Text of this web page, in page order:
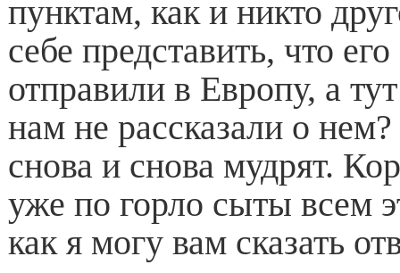
пунктам, как и никто
себе представить, что
отправили в Европу, а
нам не рассказали о
снова и снова мудрят.
уже по горло сыты всем
как я могу вам сказать